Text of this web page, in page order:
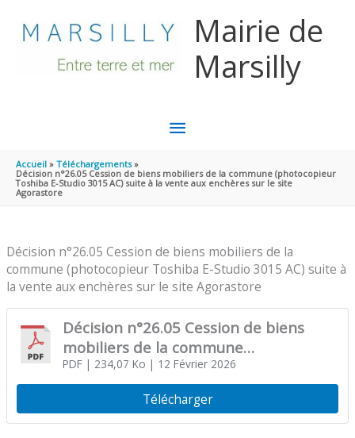
Mairie de
Marsilly
MENU
PRINCIPAL
Accueil
Téléchargements
Décision n°26.05 Cession de biens mobiliers de la commune (photocopieur
Toshiba E-Studio 3015 AC) suite à la vente aux enchères sur le site
Agorastore
Décision n°26.05 Cession de biens mobiliers de la
commune (photocopieur Toshiba E-Studio 3015 AC) suite à
la vente aux enchères sur le site Agorastore
Décision n°26.05 Cession de biens
mobiliers de la commune
(photocopieur Toshiba E-Studio 3015
AC) suite à la vente aux enchères sur
le site Agorastore
PDF| 234,07 Ko | 12 Février 2026
Télécharger